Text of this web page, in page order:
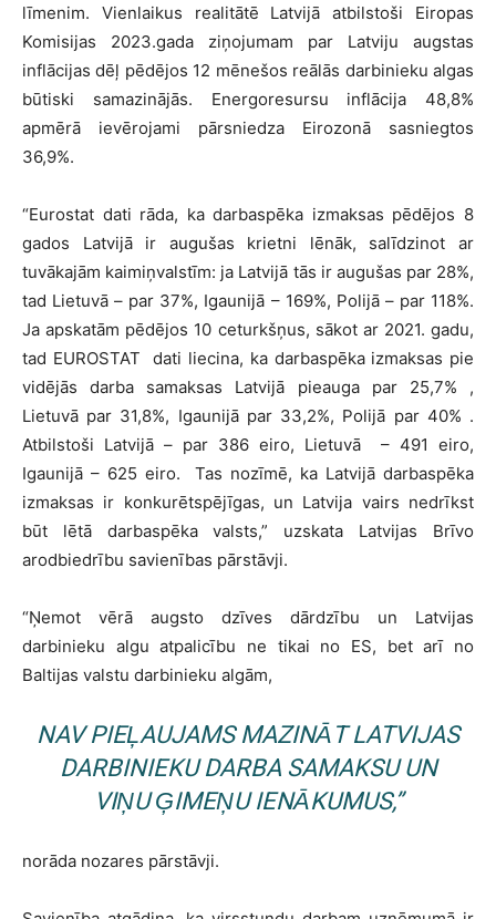
līmenim. Vienlaikus realitātē Latvijā atbilstoši Eiropas
Komisijas 2023.gada ziņojumam par Latviju augstas
inflācijas dēļ pēdējos 12 mēnešos reālās darbinieku algas
būtiski samazinājās. Energoresursu inflācija 48,8%
apmērā ievērojami pārsniedza Eirozonā sasniegtos
36,9%.
“Eurostat dati rāda, ka darbaspēka izmaksas pēdējos 8
gados Latvijā ir augušas krietni lēnāk, salīdzinot ar
tuvākajām kaimiņvalstīm: ja Latvijā tās ir augušas par 28%,
tad Lietuvā – par 37%, Igaunijā – 169%, Polijā – par 118%.
Ja apskatām pēdējos 10 ceturkšņus, sākot ar 2021. gadu,
tad EUROSTAT dati liecina, ka darbaspēka izmaksas pie
vidējās darba samaksas Latvijā pieauga par 25,7% ,
Lietuvā par 31,8%, Igaunijā par 33,2%, Polijā par 40% .
Atbilstoši Latvijā – par 386 eiro, Lietuvā – 491 eiro,
Igaunijā – 625 eiro. Tas nozīmē, ka Latvijā darbaspēka
izmaksas ir konkurētspējīgas, un Latvija vairs nedrīkst
būt lētā darbaspēka valsts,” uzskata Latvijas Brīvo
arodbiedrību savienības pārstāvji.
“Ņemot vērā augsto dzīves dārdzību un Latvijas
darbinieku algu atpalicību ne tikai no ES, bet arī no
Baltijas valstu darbinieku algām,
NAV PIEĻAUJAMS MAZINĀT LATVIJAS
DARBINIEKU DARBA SAMAKSU UN
VIŅU ĢIMEŅU IENĀKUMUS,”
norāda nozares pārstāvji.